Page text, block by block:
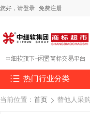
您好， 请登录 免费注册
 热门行业分类
当前位置： 首页  替他人采